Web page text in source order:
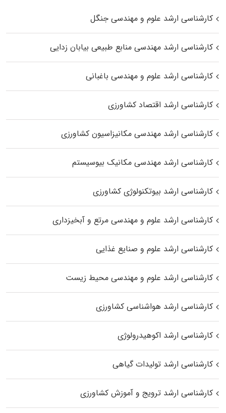
کارشناسی ارشد علوم و مهندسی جنگل
کارشناسی ارشد مهندسی منابع طبیعی بیابان زدایی
کارشناسی ارشد علوم و مهندسی باغبانی
کارشناسی ارشد اقتصاد کشاورزی
کارشناسی ارشد مهندسی مکانیزاسیون کشاورزی
کارشناسی ارشد مهندسی مکانیک بیوسیستم
کارشناسی ارشد بیوتکنولوژی کشاورزی
کارشناسی ارشد علوم و مهندسی مرتع و آبخیزداری
کارشناسی ارشد علوم و صنایع غذایی
کارشناسی ارشد علوم و مهندسی محیط زیست
کارشناسی ارشد هواشناسی کشاورزی
کارشناسی ارشد اکوهیدرولوژی
کارشناسی ارشد تولیدات گیاهی
کارشناسی ارشد ترویج و آموزش کشاورزی